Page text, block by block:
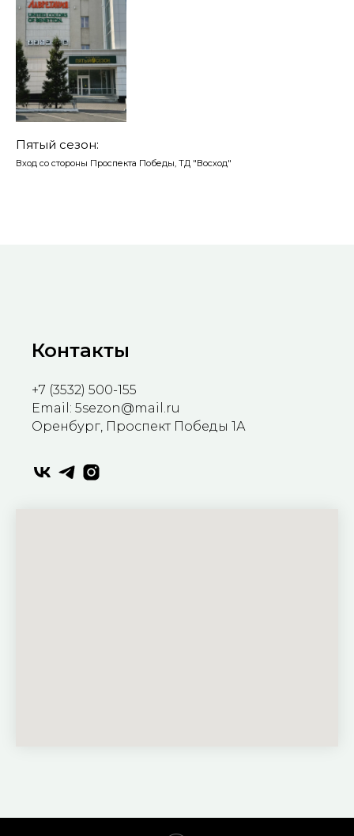
Пятый сезон:
Вход со стороны Проспекта Победы, ТД "Восход"
Контакты
+7 (3532) 500-155
Email: 5sezon@mail.ru
Оренбург, Проспект Победы 1А